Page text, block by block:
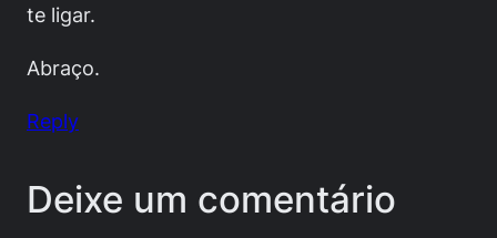
te ligar.
Abraço.
Reply
Deixe um comentário